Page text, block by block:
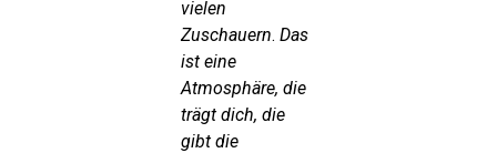
vielen
Zuschauern. Das
ist eine
Atmosphäre, die
trägt dich, die
gibt die